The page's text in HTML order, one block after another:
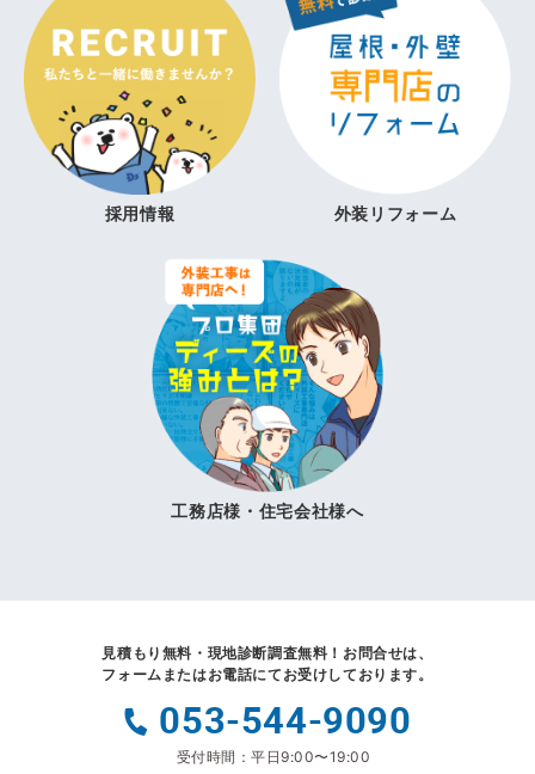
採用情報 外装リフォーム
工務店様・住宅会社様へ
見積もり無料・現地診断調査無料！ お問合せは、
フォームまたはお電話にてお受けしております。
053-544-9090
受付時間：平日9:00〜19:00